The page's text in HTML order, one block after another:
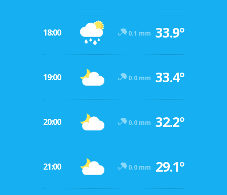
18:00 0.1 mm 33.9º
19:00 0.0 mm 33.4º
20:00 0.0 mm 32.2º
21:00 0.0 mm 29.1º